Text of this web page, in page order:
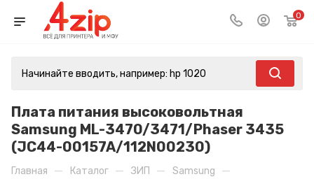
0
Плата питания высоковольтная
Samsung ML-3470/3471/Phaser 3435
(JC44-00157A/112N00230)
Главная — Каталог — ЗИП — Samsung —